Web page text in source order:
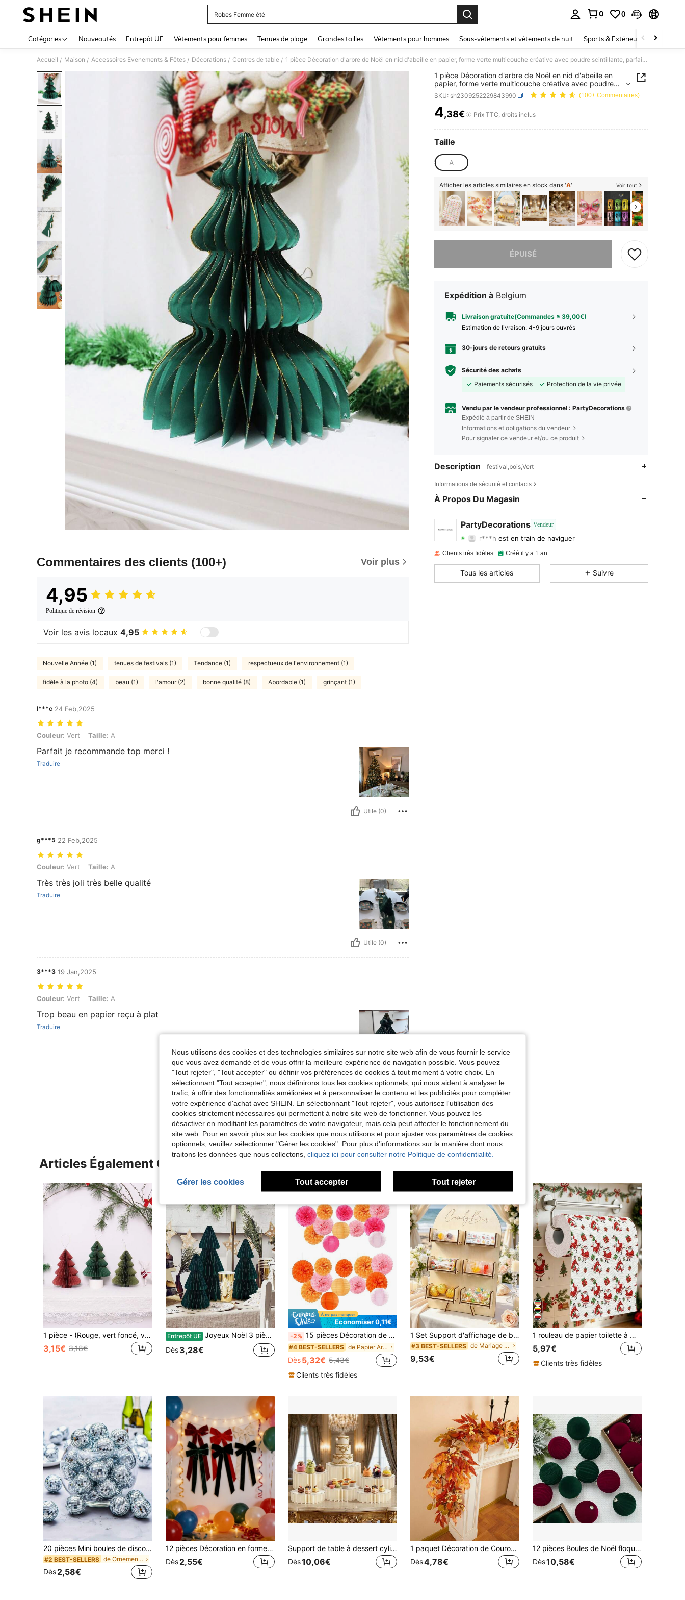
Robes Femme été
0 0
Catégories Nouveautés Entrepôt UE Vêtements pour femmes Tenues de plage Grandes tailles Vêtements pour hommes Sous-vêtements et vêtements de nuit Sports & Extérieur Enfants
Accueil / Maison / Accessoires Evenements & Fêtes / Décorations / Centres de table / 1 pièce Décoration d'arbre de Noël en nid d'abeille en papier, forme verte multicouche créative avec poudre scintillante, parfaite pour la décoration de scène de Noël
Commentaires des clients (100+) Voir plus
4,95
Politique de révision
Voir les avis locaux 4,95
Nouvelle Année (1) tenues de festivals (1) Tendance (1) respectueux de l'environnement (1)
fidèle à la photo (4) beau (1) l'amour (2) bonne qualité (8) Abordable (1) grinçant (1)
l***c 24 Feb,2025
Couleur: Vert, Taille: A
Couleur: Vert Taille: A
Parfait je recommande top merci !
Traduire
Utile (0)
g***5 22 Feb,2025
Couleur: Vert, Taille: A
Couleur: Vert Taille: A
Très très joli très belle qualité
Traduire
Utile (0)
3***3 19 Jan,2025
Couleur: Vert, Taille: A
Couleur: Vert Taille: A
Trop beau en papier reçu à plat
Traduire
Utile (0)
Voir Plus D'avis
1 pièce Décoration d'arbre de Noël en nid d'abeille en
papier, forme verte multicouche créative avec poudre
scintillante, parfaite pour la décoration de scène de Noël
SKU: sh2309252229843990 (100+ Commentaires)
PRICE AND AVAILABILITY
4,38€ Prix TTC, droits inclus
Taille
A
Afficher les articles similaires en stock dans 'A' Voir tout
ÉPUISÉ
Désolés, ce produit est épuisé.
Expédition à Belgium
Livraison gratuite(Commandes ≥ 39,00€)
Estimation de livraison: 4-9 jours ouvrés
30-jours de retours gratuits
Sécurité des achats
Paiements sécurisés
Protection de la vie privée
Vendu par le vendeur professionnel : PartyDecorations
Expédié à partir de SHEIN
Informations et obligations du vendeur
Pour signaler ce vendeur et/ou ce produit
Description festival,bois,Vert
Informations de sécurité et contacts
À Propos Du Magasin
PartyDecorations Vendeur
4,90
100
r***h est en train de naviguer
4,90 Evaluation 100Articles 3KSuiveurs
Clients très fidèles Créé il y a 1 an
Tous les articles Suivre
Articles Également Consultés
1 pièce - (Rouge, vert foncé, vert militaire) Pendentif Nid d'abeilles Sapin de Noël, Pendentif Décoration Sapin de Noël, Ornement de Décoration de Bureau, Fournitures de Décoration Fête de Noël à la Maison
3,15€ 3,18€
Entrepôt UE Joyeux Noël 3 pièces Set : Arbres en nid d'abeille en papier vert - Parfait pour les centres de table de fête, les décorations de fête et les cadeaux, comprend des tailles de 12,7 cm, 15,24 cm, 17,78 cm. Décoration d'anniversaire, décoration de la maison, décorations de Noël, décoration de la chambre, décorations de Noël d'hiver, cadeaux de Noël, décoration de Noël
Dès3,28€
Économiser 0,11€
-2% 15 pièces Décoration de fête en papier rose-orange à la mode - Lanternes fleurs - Pompons en papier de douche et guirlandes, fournitures de décoration suspendue pour mariage d'automne, anniversaire bohème, mariée, enterrement de vie de jeune fille, coucher de soleil
#4 BEST-SELLERS de Papier Arrière-plans de fête
Dès5,32€ 5,43€
Clients très fidèles
1 Set Support d'affichage de bonbons en bois, présentoir à bonbons pour fête d'anniversaire, support à desserts pour décoration de mariage, présentoir à beignets pour douche nuptiale, support d'affichage de desserts pour décoration de table de desserts, présentoir à sucettes en bois, présentoir à chocolat, support à gâteaux pour douche de bébé, présentoir à cupcakes, support d'affichage de nourriture pour décoration d'anniversaire, décoration de centre de table pour fête d'anniversaire, présentoir de rangement de desserts pour fête, présentoir de cuisine, fournitures pour fête d'anniversaire, présentoir de cadeaux de fête, cadeau d'anniversaire, décoration de maison, décoration de chambre, faveurs de fête
#3 BEST-SELLERS de Mariage Décorations
9,53€
1 rouleau de papier toilette à motif de Noël, essuie-tout jetables de cuisine de Noël, papier de cuisine de Noël, torchons, serviettes en rouleau Joyeux Noël, boîte cadeau Père Noël à motif, serviettes de table de Noël, vaisselle jetable de décoration de Noël, papier toilette de Noël, décoration de maison de Noël 2026, décoration de chambre de Noël, décoration de cuisine de Noël, décoration d'hiver, cadeaux de Noël
5,97€
Clients très fidèles
20 pièces Mini boules de discothèque - Décoration suspendue en verre réfléchissant argenté rétro des années 70, convient pour la décoration de chambre esthétique, mariage, fête, décoration de Noël et vacances 1/10/33/48 pièces
#2 BEST-SELLERS de Ornement décoratif le plus racheté Carillons éo
Dès2,58€
12 pièces Décoration en forme de nœud en velours rouge en forme de cœur, convient pour la Saint-Valentin, l'arbre de Noël, la couronne, la porte, l'escalier, la bouteille de vin, l'emballage cadeau, les décorations, stock limité, best-seller, vacances, amour, thème, fête, accessoires
Dès2,55€
Support de table à dessert cylindrique pliable, présentoir de décoration de mariage, support d'affichage élégant en tube de papier blanc, convient pour la table à dessert de mariage, la vitrine de magasin et la décoration de fête d'anniversaire
Dès10,06€
1 paquet Décoration de Couronne d'Automne, Couronne de Citrouille Orange avec Feuille d'Érable et Baies, Convient pour le Manteau de Cheminée, la Cheminée, le Porche de la Maison Intérieur et Extérieur Décoration d'Automne, Décoration de Fête de Thanksgiving, Convient pour la Maison, l'Intérieur, l'Extérieur, le Porche Décoration Thème de Récolte Rustique, Décoration d'Automne, Décoration d'Automne pour la Maison, Décoration d'Halloween, Décoration de Chambre, Fournitures d'Halloween
Dès4,78€
12 pièces Boules de Noël floquées de 8 cm, ornements de sapin de Noël floqués bordeaux/vert foncé à suspendre pour la décoration de Noël
Dès10,58€
Nous utilisons des cookies et des technologies similaires sur notre site web afin de vous fournir le service
que vous avez demandé et de vous offrir la meilleure expérience de navigation possible. Vous pouvez
"Tout rejeter", "Tout accepter" ou définir vos préférences de cookies à tout moment à votre choix. En
sélectionnant "Tout accepter", nous définirons tous les cookies optionnels, qui nous aident à analyser le
trafic, à offrir des fonctionnalités améliorées et à personnaliser le contenu et les publicités pour compléter
votre expérience d'achat avec SHEIN. En sélectionnant "Tout rejeter", vous autorisez l'utilisation des
cookies strictement nécessaires qui permettent à notre site web de fonctionner. Vous pouvez les
désactiver en modifiant les paramètres de votre navigateur, mais cela peut affecter le fonctionnement du
site web. Pour en savoir plus sur les cookies que nous utilisons et pour ajuster vos paramètres de cookies
optionnels, veuillez sélectionner "Gérer les cookies". Pour plus d'informations sur la manière dont nous
traitons les données que nous collectons, cliquez ici pour consulter notre Politique de confidentialité.
Gérer les cookies Tout accepter Tout rejeter